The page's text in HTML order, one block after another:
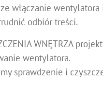
włączanie
odbiór treści.
WNĘTRZA
wentylatora.
sprawdzenie i